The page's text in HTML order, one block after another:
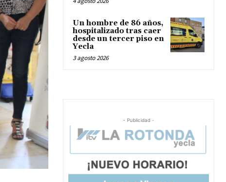
Un hombre de 86 años,
hospitalizado tras caer
desde un tercer piso en
Yecla
3 agosto 2026
- Publicidad -